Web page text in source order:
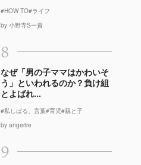
#HOW TO#ライフ
by 小野寺S一貴
8
なぜ「男の子ママはかわいそ
う」といわれるのか？負け組
とよばれ...
#私しばる、言葉#育児#親と子
by angerire
9